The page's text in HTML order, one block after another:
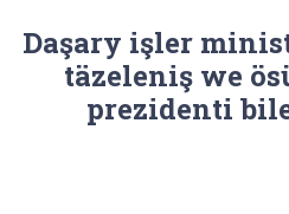
Daşary işler
täzeleniş we
prezidenti